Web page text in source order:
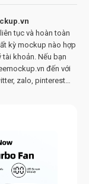
tục và hoàn toàn
kỳ mockup nào hợp
khoản. Nếu bạn
đến với
zalo, pinterest…